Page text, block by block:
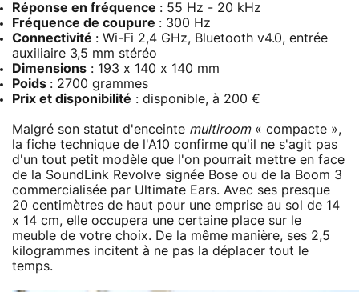
Réponse en fréquence : 55 Hz - 20 kHz
Fréquence de coupure : 300 Hz
Connectivité : Wi-Fi 2,4 GHz, Bluetooth v4.0, entrée
auxiliaire 3,5 mm stéréo
Dimensions : 193 x 140 x 140 mm
Poids : 2700 grammes
Prix et disponibilité : disponible, à 200 €
Malgré son statut d'enceinte multiroom« compacte »,
la fiche technique de l'A10 confirme qu'il ne s'agit pas
d'un tout petit modèle que l'on pourrait mettre en face
de la SoundLink Revolve signée Bose ou de la Boom 3
commercialisée par Ultimate Ears. Avec ses presque
20 centimètres de haut pour une emprise au sol de 14
x 14 cm, elle occupera une certaine place sur le
meuble de votre choix. De la même manière, ses 2,5
kilogrammes incitent à ne pas la déplacer tout le
temps.